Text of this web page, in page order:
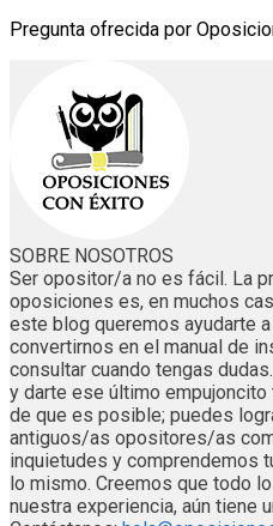
Pregunta ofrecida por
SOBRE NOSOTROS
Ser opositor/a no es fácil. La
oposiciones es, en muchos
este blog queremos ayudarte
convertirnos en el manual de
consultar cuando tengas
y darte ese último
de que es posible; puedes
antiguos/as opositores/as
inquietudes y comprendemos
lo mismo. Creemos que todo
nuestra experiencia, aún tiene